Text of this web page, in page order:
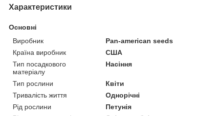
Характеристики
Основні
Виробник
Pan-american seeds
Країна виробник
США
Тип посадкового
матеріалу
Насіння
Тип рослини
Квіти
Тривалість життя
Однорічні
Рід рослини
Петунія